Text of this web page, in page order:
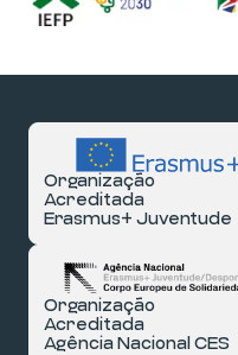
Organização
Acreditada
Erasmus+ Juventude
Organização
Acreditada
Agência Nacional CES